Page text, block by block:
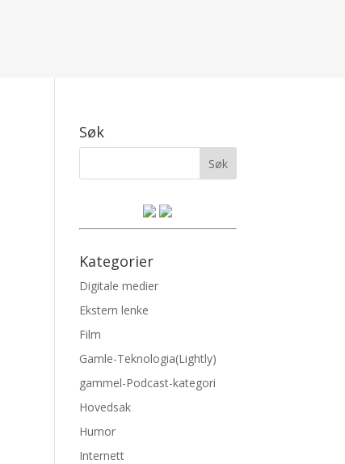
Søk
Kategorier
Digitale medier
Ekstern lenke
Film
Gamle-Teknologia(Lightly)
gammel-Podcast-kategori
Hovedsak
Humor
Internett